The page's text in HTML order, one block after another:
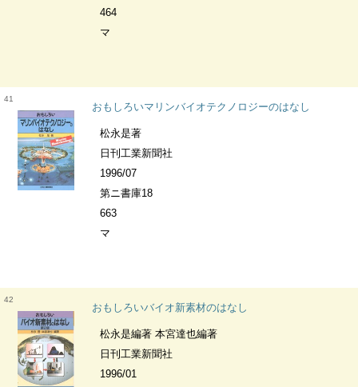
464
マ
41
おもしろいマリンバイオテクノロジーのはなし
松永是著
日刊工業新聞社
1996/07
第ニ書庫18
663
マ
42
おもしろいバイオ新素材のはなし
松永是編著 本宮達也編著
日刊工業新聞社
1996/01